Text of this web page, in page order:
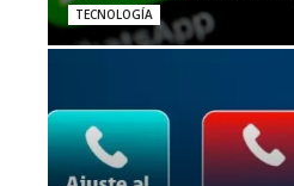
TECNOLOGÍA